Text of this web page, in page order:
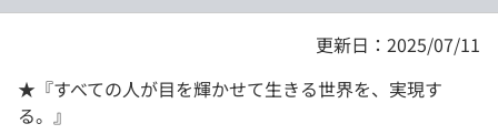
更新日：2025/07/11
★『すべての人が目を輝かせて生きる世界を、実現す
る。』